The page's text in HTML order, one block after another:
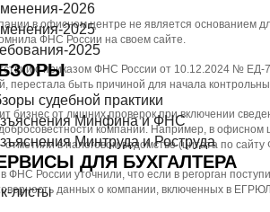
2026
2025
2025
судебной практики
Минфина и ФНС
Минтруда и Роструда
ДЛЯ БУХГАЛТЕРА
листы
в офисном центре не является основанием
ФНС России на своем сайте.
с приказом ФНС России от 10.12.2024 №
перестала быть причиной для начала
бизнес от лишних проверок при включении
компании. Например, в
отметили в налоговом ведомстве (цитата по
ФНС России уточнили, что если в регорган
данных о компании, включенных в